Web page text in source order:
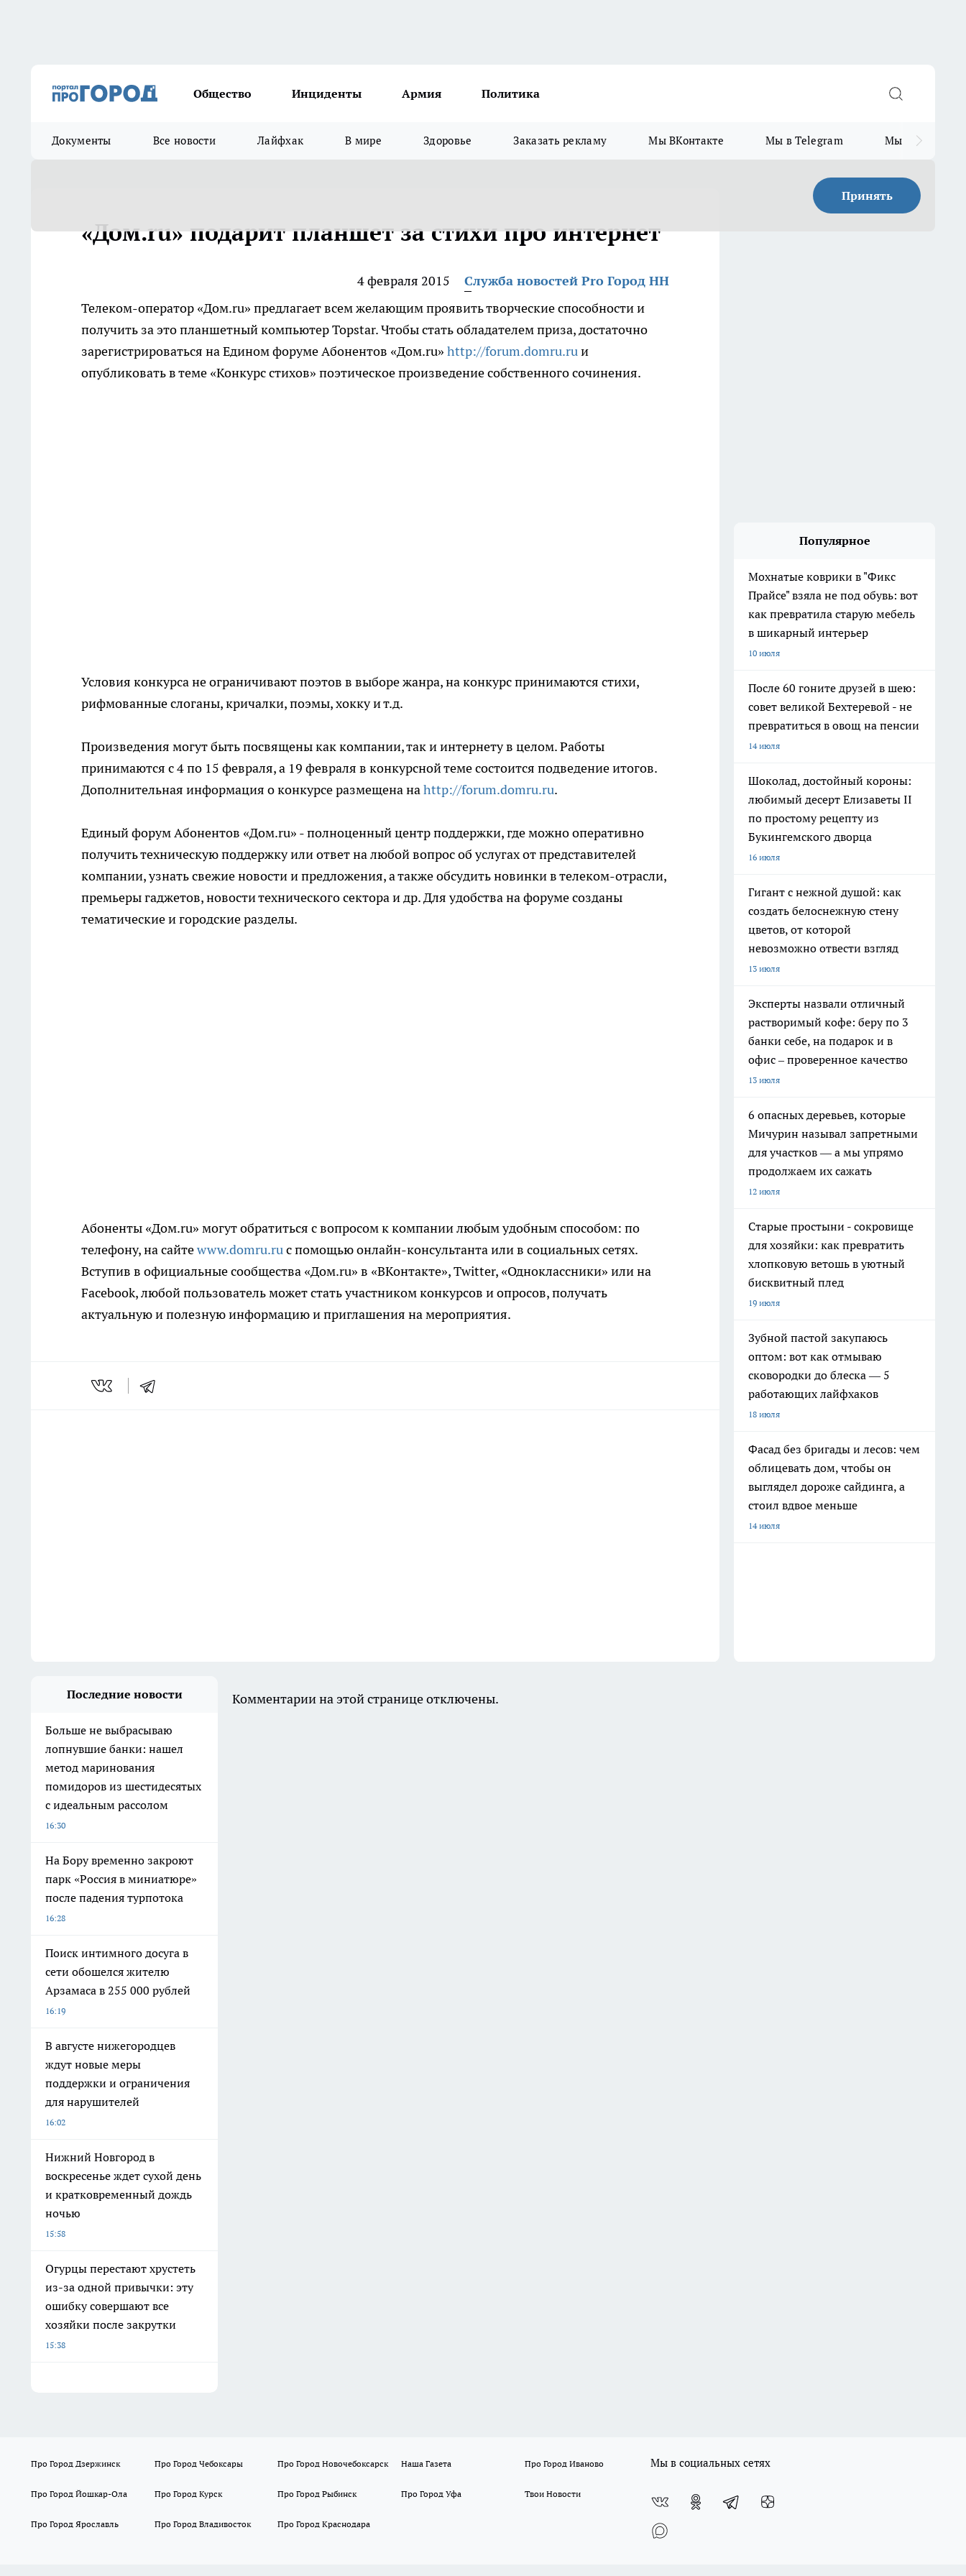
Общество Инциденты Армия Политика
Документы Все новости Лайфхак В мире Здоровье Заказать рекламу Мы ВКонтакте Мы в Telegram Мы в MAX
Принять
«Дом.ru» подарит планшет за стихи про интернет
4 февраля 2015
Служба новостей Pro Город НН
Телеком-оператор «Дом.ru» предлагает всем желающим проявить творческие способности и
получить за это планшетный компьютер Topstar. Чтобы стать обладателем приза, достаточно
зарегистрироваться на Едином форуме Абонентов «Дом.ru» http://forum.domru.ruи
опубликовать в теме «Конкурс стихов» поэтическое произведение собственного сочинения.
Условия конкурса не ограничивают поэтов в выборе жанра, на конкурс принимаются стихи,
рифмованные слоганы, кричалки, поэмы, хокку и т.д.
Произведения могут быть посвящены как компании, так и интернету в целом. Работы
принимаются с 4 по 15 февраля, а 19 февраля в конкурсной теме состоится подведение итогов.
Дополнительная информация о конкурсе размещена наhttp://forum.domru.ru.
Единый форум Абонентов «Дом.ru» - полноценный центр поддержки, где можно оперативно
получить техническую поддержку или ответ на любой вопрос об услугах от представителей
компании, узнать свежие новости и предложения, а также обсудить новинки в телеком-отрасли,
премьеры гаджетов, новости технического сектора и др. Для удобства на форуме созданы
тематические и городские разделы.
Абоненты «Дом.ru» могут обратиться с вопросом к компании любым удобным способом: по
телефону, на сайтеwww.domru.ruс помощью онлайн-консультанта или в социальных сетях.
Вступив в официальные сообщества «Дом.ru» в «ВКонтакте», Twitter, «Одноклассники» или на
Facebook, любой пользователь может стать участником конкурсов и опросов, получать
актуальную и полезную информацию и приглашения на мероприятия.
Популярное
Мохнатые коврики в "Фикс
Прайсе" взяла не под обувь: вот
как превратила старую мебель
в шикарный интерьер
10 июля
После 60 гоните друзей в шею:
совет великой Бехтеревой - не
превратиться в овощ на пенсии
14 июля
Шоколад, достойный короны:
любимый десерт Елизаветы II
по простому рецепту из
Букингемского дворца
16 июля
Гигант с нежной душой: как
создать белоснежную стену
цветов, от которой
невозможно отвести взгляд
13 июля
Эксперты назвали отличный
растворимый кофе: беру по 3
банки себе, на подарок и в
офис – проверенное качество
13 июля
6 опасных деревьев, которые
Мичурин называл запретными
для участков — а мы упрямо
продолжаем их сажать
12 июля
Старые простыни - сокровище
для хозяйки: как превратить
хлопковую ветошь в уютный
бисквитный плед
19 июля
Зубной пастой закупаюсь
оптом: вот как отмываю
сковородки до блеска — 5
работающих лайфхаков
18 июля
Фасад без бригады и лесов: чем
облицевать дом, чтобы он
выглядел дороже сайдинга, а
стоил вдвое меньше
14 июля
Последние новости
Больше не выбрасываю
лопнувшие банки: нашел
метод маринования
помидоров из шестидесятых
с идеальным рассолом
16:30
На Бору временно закроют
парк «Россия в миниатюре»
после падения турпотока
16:28
Поиск интимного досуга в
сети обошелся жителю
Арзамаса в 255 000 рублей
16:19
В августе нижегородцев
ждут новые меры
поддержки и ограничения
для нарушителей
16:02
Нижний Новгород в
воскресенье ждет сухой день
и кратковременный дождь
ночью
15:58
Огурцы перестают хрустеть
из-за одной привычки: эту
ошибку совершают все
хозяйки после закрутки
15:38
Комментарии на этой странице отключены.
Про Город Дзержинск Про Город Чебоксары Про Город Новочебоксарск Наша Газета Про Город Иваново
Про Город Йошкар-Ола Про Город Курск Про Город Рыбинск Про Город Уфа Твои Новости
Про Город Ярославль Про Город Владивосток Про Город Краснодара
Мы в социальных сетях